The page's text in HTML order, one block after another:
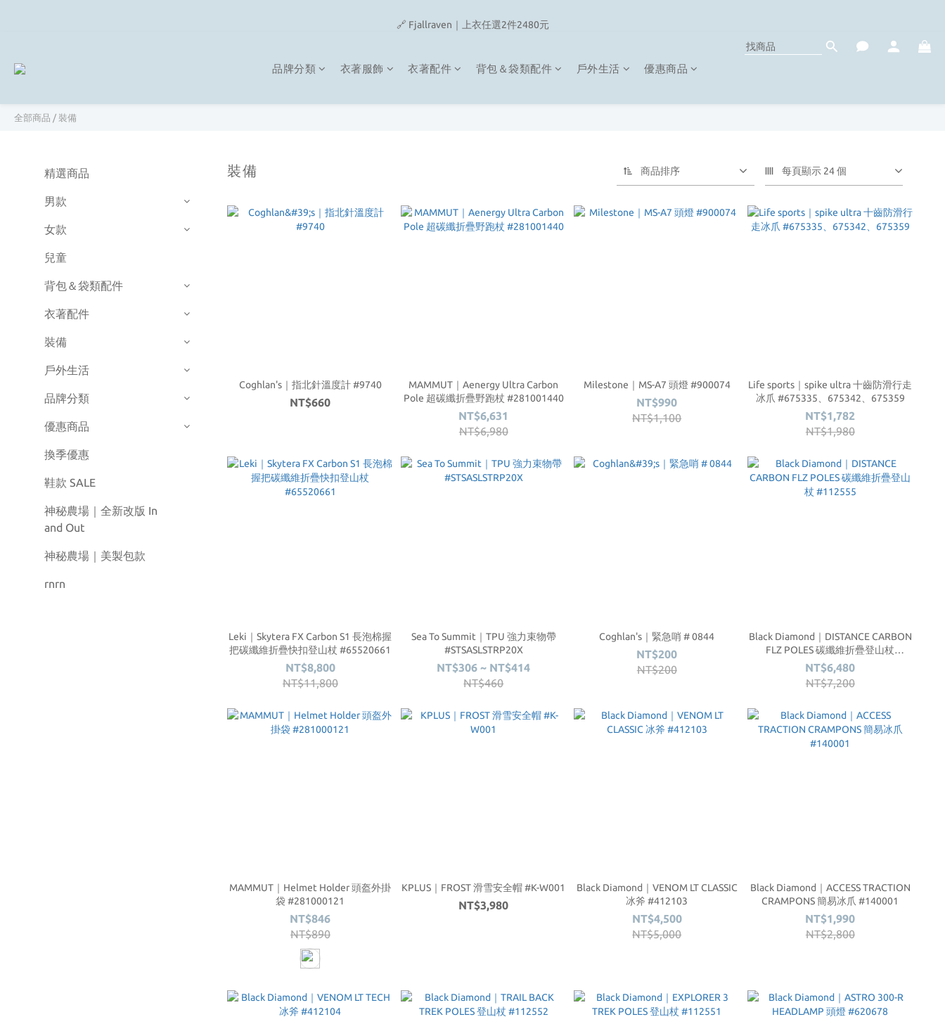
品牌分類 衣著服飾 衣著配件 背包＆袋類配件 戶外生活 優惠商品
全部商品 / 裝備
精選商品
男款
女款
兒童
背包＆袋類配件
衣著配件
裝備
戶外生活
品牌分類
優惠商品
換季優惠
鞋款 SALE
神秘農場｜全新改版 In
and Out
神秘農場｜美製包款
rnrn
裝備 商品排序 每頁顯示 24 個
Coghlan's｜指北針溫度計 #9740
NT$660
MAMMUT｜Aenergy Ultra Carbon
Pole 超碳纖折疊野跑杖 #281001440
NT$6,631
NT$6,980
Milestone｜MS-A7 頭燈 #900074
NT$990
NT$1,100
Life sports｜spike ultra 十齒防滑行走
冰爪 #675335、675342、675359
NT$1,782
NT$1,980
Leki｜Skytera FX Carbon S1 長泡棉握
把碳纖維折疊快扣登山杖 #65520661
NT$8,800
NT$11,800
Sea To Summit｜TPU 強力束物帶
#STSASLSTRP20X
NT$306 ~ NT$414
NT$460
Coghlan's｜緊急哨 # 0844
NT$200
NT$200
Black Diamond｜DISTANCE CARBON
FLZ POLES 碳纖維折疊登山杖
#112555
NT$6,480
NT$7,200
MAMMUT｜Helmet Holder 頭盔外掛
袋 #281000121
NT$846
NT$890
KPLUS｜FROST 滑雪安全帽 #K-W001
NT$3,980
Black Diamond｜VENOM LT CLASSIC
冰斧 #412103
NT$4,500
NT$5,000
Black Diamond｜ACCESS TRACTION
CRAMPONS 簡易冰爪 #140001
NT$1,990
NT$2,800